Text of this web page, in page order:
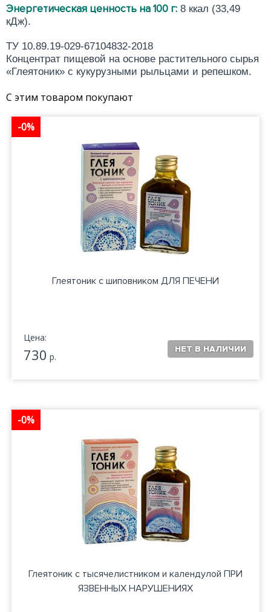
Энергетическая ценность на 100 г: 8 ккал (33,49
кДж).
ТУ 10.89.19-029-67104832-2018
Концентрат пищевой на основе растительного сырья
«Глеятоник» с кукурузными рыльцами и репешком.
С этим товаром покупают
-0%
Глеятоник с шиповником ДЛЯ ПЕЧЕНИ
Цена:
730 р.
-0%
Глеятоник с тысячелистником и календулой ПРИ
ЯЗВЕННЫХ НАРУШЕНИЯХ